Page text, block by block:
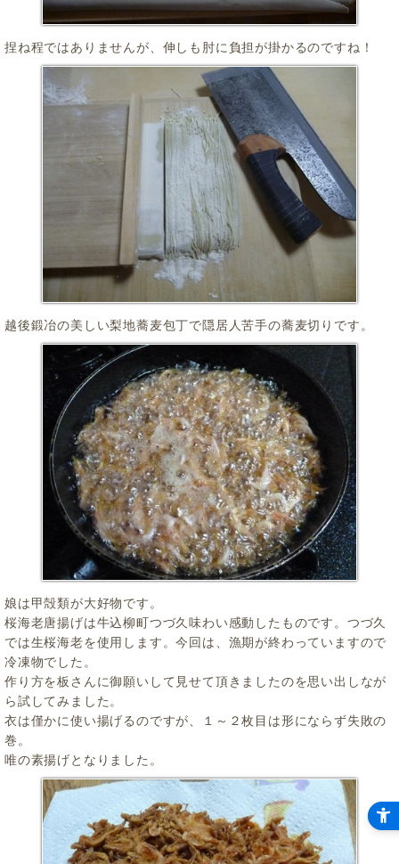
捏ね程ではありませんが、伸しも肘に負担が掛かるのですね！
越後鍛冶の美しい梨地蕎麦包丁で隠居人苦手の蕎麦切りです。
娘は甲殻類が大好物です。
桜海老唐揚げは牛込柳町つづ久味わい感動したものです。つづ久
では生桜海老を使用します。今回は、漁期が終わっていますので
冷凍物でした。
作り方を板さんに御願いして見せて頂きましたのを思い出しなが
ら試してみました。
衣は僅かに使い揚げるのですが、１～２枚目は形にならず失敗の
巻。
唯の素揚げとなりました。